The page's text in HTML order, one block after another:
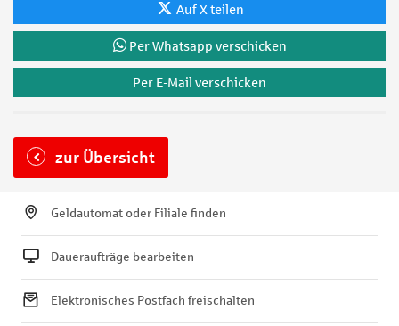
Auf X teilen
Per Whatsapp verschicken
Per E-Mail verschicken
zur Übersicht
Geldautomat oder Filiale finden
Daueraufträge bearbeiten
Elektronisches Postfach freischalten